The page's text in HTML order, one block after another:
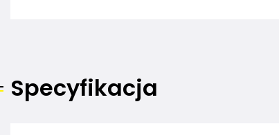
Specyfikacja